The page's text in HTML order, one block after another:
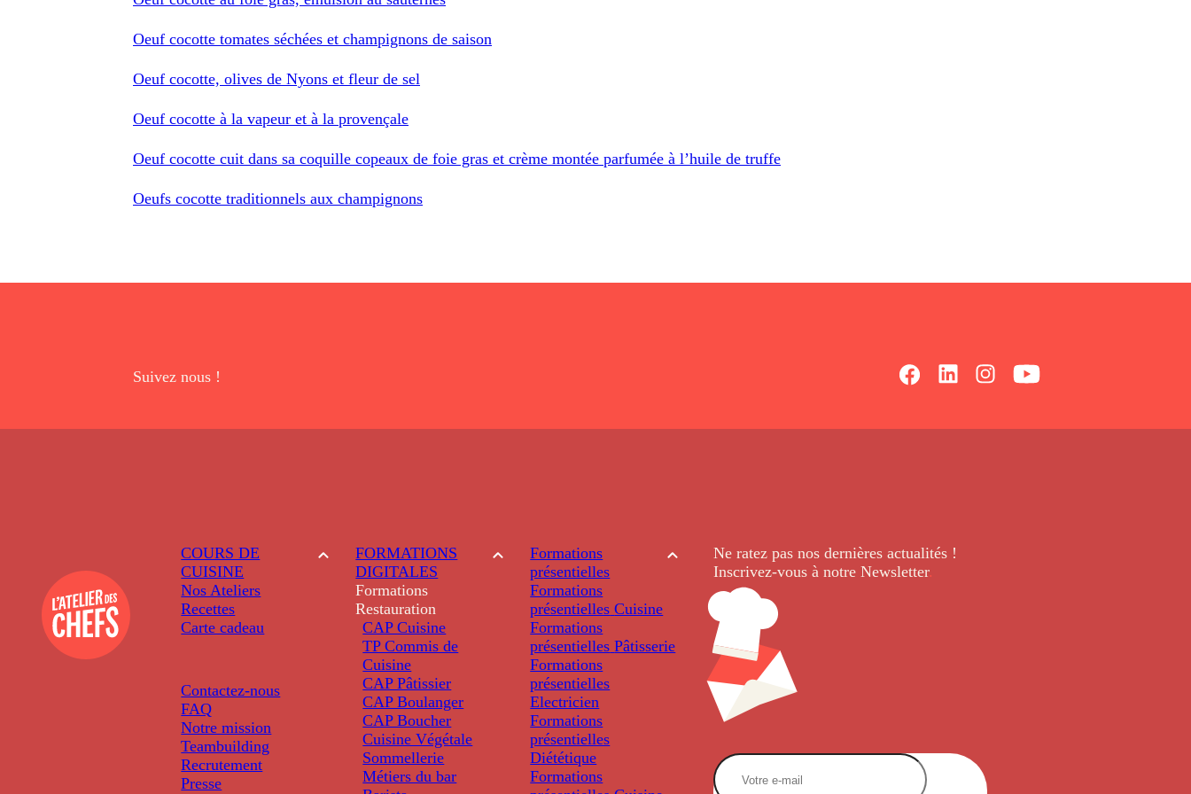
Oeuf cocotte tomates séchées et champignons de saison
Oeuf cocotte, olives de Nyons et fleur de sel
Oeuf cocotte à la vapeur et à la provençale
Oeuf cocotte cuit dans sa coquille copeaux de foie gras et crème montée parfumée à l’huile de truffe
Oeufs cocotte traditionnels aux champignons
Suivez nous !
COURS DE
CUISINE
Nos Ateliers
Recettes
Carte cadeau
Contactez-nous
FAQ
Notre mission
Teambuilding
Recrutement
Presse
FORMATIONS
DIGITALES
Formations
Restauration
CAP Cuisine
TP Commis de
Cuisine
CAP Pâtissier
CAP Boulanger
CAP Boucher
Cuisine Végétale
Sommellerie
Métiers du bar
Formations
présentielles
Formations
présentielles Cuisine
Formations
présentielles Pâtisserie
Formations
présentielles
Electricien
Formations
présentielles
Diététique
Formations
Ne ratez pas nos dernièresactualités !
Inscrivez-vous à notre Newsletter.